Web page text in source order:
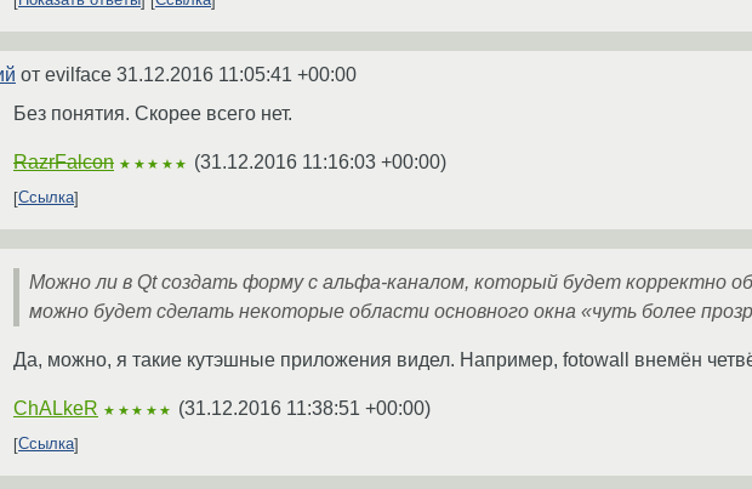
от evilface 31.12.2016 11:05:41 +00:00
Без понятия. Скорее всего нет.
RazrFalcon ★★★★★ (31.12.2016 11:16:03 +00:00)
Ссылка
Можно ли в Qt создать форму с альфа-каналом, который будет корректно
можно будет сделать некоторые области основного окна «чуть более
Да, можно, я такие кутэшные приложения видел. Например, fotowall внемён
ChALkeR ★★★★★ (31.12.2016 11:38:51 +00:00)
Ссылка